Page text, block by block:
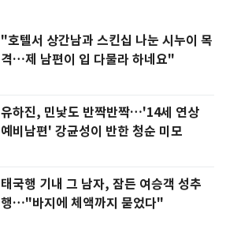
"호텔서 상간남과 스킨십 나눈 시누이 목
격…제 남편이 입 다물라 하네요"
유하진, 민낯도 반짝반짝…'14세 연상
예비남편' 강균성이 반한 청순 미모
태국행 기내 그 남자, 잠든 여승객 성추
행…"바지에 체액까지 묻었다"